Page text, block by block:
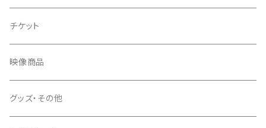
チケット
映像商品
グッズ・その他